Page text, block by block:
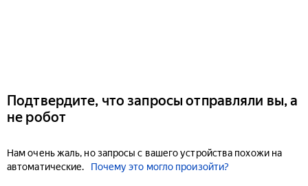
Подтвердите, что запросы отправляли вы, а
не робот
Нам очень жаль, но запросы с вашего устройства похожи на
автоматические.
Почему это могло произойти?